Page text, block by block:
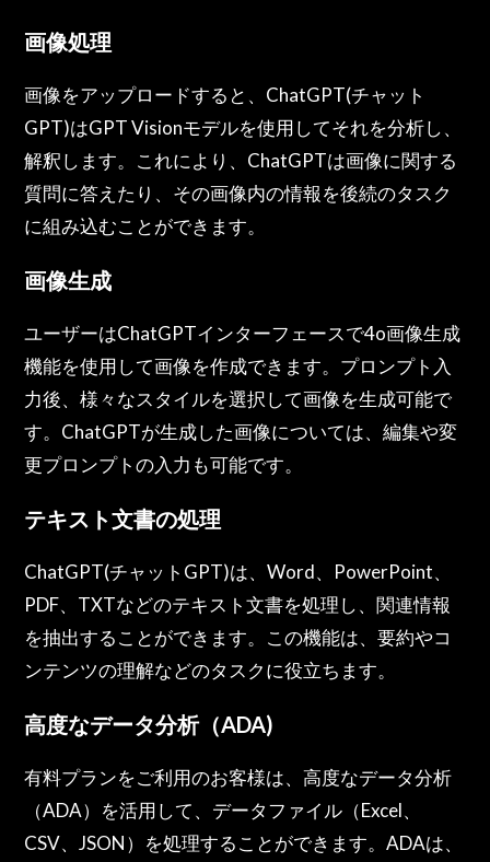
画像処理
画像をアップロードすると、ChatGPT(チャット
GPT)はGPT Visionモデルを使用してそれを分析し、
解釈します。これにより、ChatGPTは画像に関する
質問に答えたり、その画像内の情報を後続のタスク
に組み込むことができます。
画像生成
ユーザーはChatGPTインターフェースで4o画像生成
機能を使用して画像を作成できます。プロンプト入
力後、様々なスタイルを選択して画像を生成可能で
す。ChatGPTが生成した画像については、編集や変
更プロンプトの入力も可能です。
テキスト文書の処理
ChatGPT(チャットGPT)は、Word、PowerPoint、
PDF、TXTなどのテキスト文書を処理し、関連情報
を抽出することができます。この機能は、要約やコ
ンテンツの理解などのタスクに役立ちます。
高度なデータ分析（ADA)
有料プランをご利用のお客様は、高度なデータ分析
（ADA）を活用して、データファイル（Excel、
CSV、JSON）を処理することができます。ADAは、